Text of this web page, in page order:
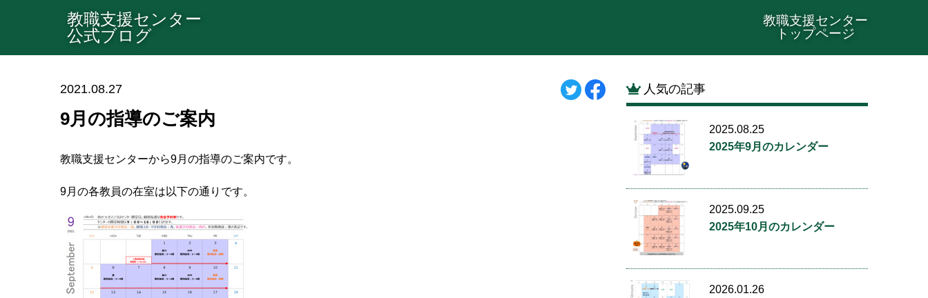
教職支援センター
トップページ
教職支援センター
公式ブログ
2021.08.27
9月の指導のご案内
教職支援センターから9月の指導のご案内です。
9月の各教員の在室は以下の通りです。
人気の記事
2025.08.25
2025年9月のカレンダー
2025.09.25
2025年10月のカレンダー
2026.01.26